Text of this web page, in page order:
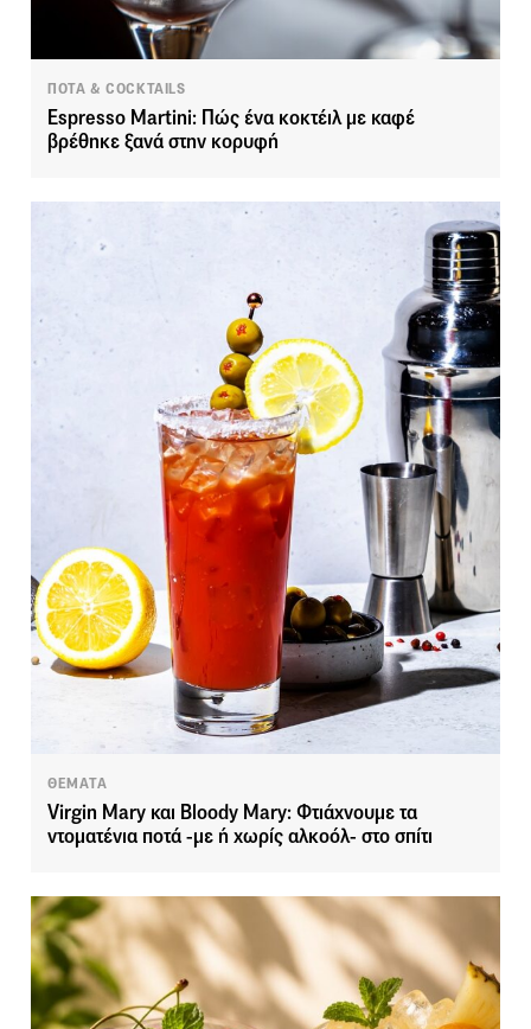
ΠΟΤΑ & COCKTAILS
Espresso Martini: Πώς ένα κοκτέιλ με καφέ
βρέθηκε ξανά στην κορυφή
ΘΕΜΑΤΑ
Virgin Mary και Bloody Mary: Φτιάχνουμε τα
ντοματένια ποτά -με ή χωρίς αλκοόλ- στο σπίτι